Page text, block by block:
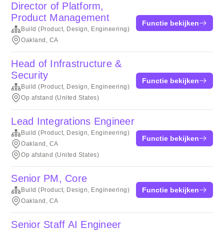
Director of Platform,
Product Management
Build (Product, Design, Engineering)
Oakland, CA
Functie bekijken
Head of Infrastructure &
Security
Build (Product, Design, Engineering)
Op afstand (United States)
Functie bekijken
Lead Integrations Engineer
Build (Product, Design, Engineering)
Oakland, CA
Op afstand (United States)
Functie bekijken
Senior PM, Core
Build (Product, Design, Engineering)
Oakland, CA
Functie bekijken
Senior Staff AI Engineer